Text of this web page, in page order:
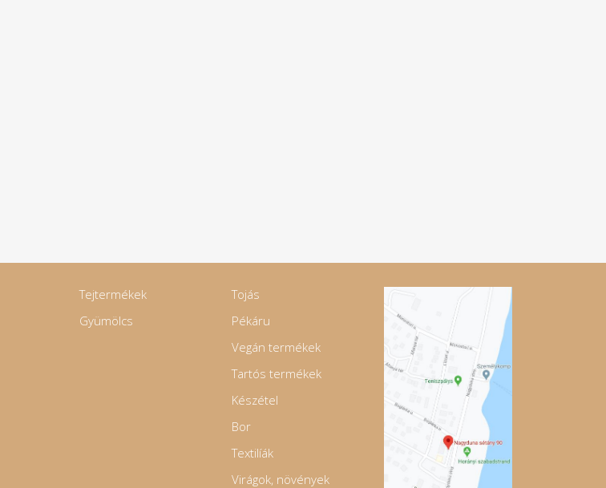
Tejtermékek
Gyümölcs
Tojás
Pékáru
Vegán termékek
Tartós termékek
Készétel
Bor
Textilíák
Virágok, növények